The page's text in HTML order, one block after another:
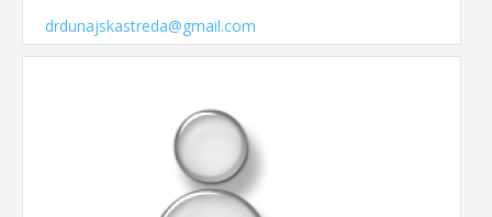
drdunajskastreda@gmail.com